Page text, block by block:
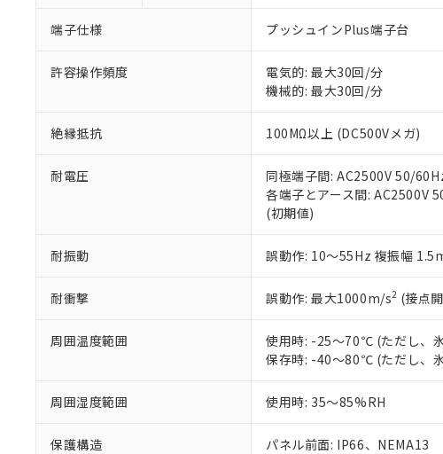
端子仕様 プッシュインPlus端子台
許容操作頻度
電気的: 最大30回/分
機械的: 最大30回/分
絶縁抵抗 100MΩ以上 (DC500Vメガ)
耐電圧
同極端子間: AC2500V 50/
各端子とアース間: AC2500V
(初期値)
耐振動 誤動作: 10～55Hz 複振幅
耐衝撃 誤動作: 最大1000m/s2 (接点
周囲温度範囲
使用時: -25～70℃ (ただし、
保存時: -40～80℃ (ただし、
周囲湿度範囲 使用時: 35～85%RH
保護構造 パネル前面: IP66、NEMA13
本サービスは、当社
くものです。
当社制御機器事業取
在庫状況および標準
のであり、閲覧され
正式な納期状況およ
当社販売員にご相談
在庫状況および標準
す。
ている必要がありま
お客様が当ウェブサ
が、当社の製品・サ
さい。
※当社の共同利用者
*EU RoHS指令（10物質）：
鉛(Pb) 1000ppm以下、 水銀(Hg)
六価クロム(Cr(Ⅵ)) 1000ppm以下
フタル酸ビス(2-エチルヘキシル)
ル（DBP） 1000ppm以下、フタ
但し、RoHS指令で産業用監視お
フタル酸エステル類の４物質につ
※2 対応予定月
部品在庫の切り替え状況
※3 非含有証明書ダウ
下記の非含有証明書をダウ
EU RoHS指令（10物質）
51物質の非含有証明書（
※本証明書は発行日時点で
混在することから備考欄に
既に当社にて対応品への
り割愛しております。
「×」：最大均質材料含有
「－」：未確認です。当社
Pb(鉛) :1000ppm、 Hg(水銀) :
Cr(Ⅵ)(六価クロム) : 1000ppm、
DBP(フタル酸ジブチル) :
DEHP(フタル酸ビス(2-エチルヘ
※2 環境保護使用期限
「ｅ」：有害物質（10物
「10」：通常の使用状況
「－」：未確認です。当社
う）を輸出または国
などの必要な手続き
当社は規制貨物を破
ます。
当社は貴社製品を、
置等に一切使用いた
当社は、貴社製品
たしません。
○ 一定数以上の在
△ 一定数には満た
－
在庫なし(最新の
機器販売店・当
空
受注生産機種、